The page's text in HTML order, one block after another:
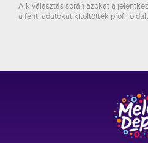
A kiválasztás során azokat a
a fenti adatokat kitöltötték profil